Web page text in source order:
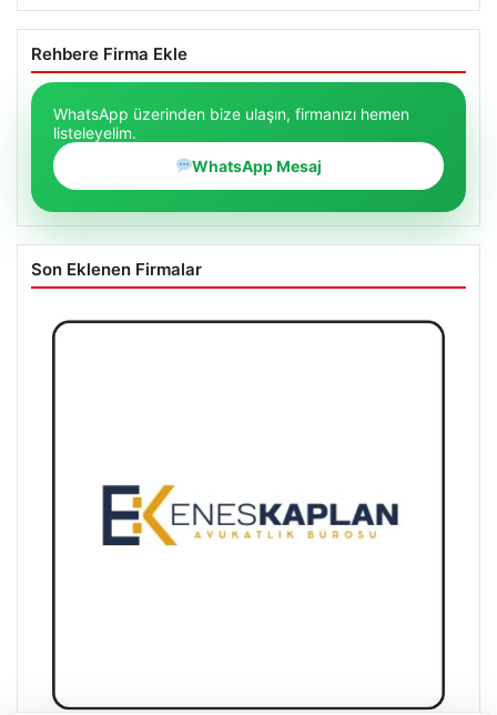
Rehbere Firma Ekle
WhatsApp üzerinden bize ulaşın, firmanızı hemen
listeleyelim.
WhatsApp Mesaj
Son Eklenen Firmalar